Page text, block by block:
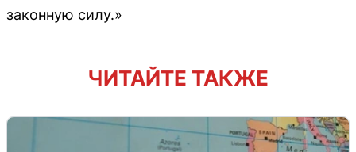
законную силу.»
ЧИТАЙТЕ ТАКЖЕ